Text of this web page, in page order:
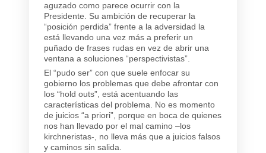
aguzado como parece ocurrir con la
Presidente. Su ambición de recuperar la
“posición perdida” frente a la adversidad la
está llevando una vez más a preferir un
puñado de frases rudas en vez de abrir una
ventana a soluciones “perspectivistas”.
El “pudo ser” con que suele enfocar su
gobierno los problemas que debe afrontar con
los “hold outs”, está acentuando las
características del problema. No es momento
de juicios “a priori”, porque en boca de quienes
nos han llevado por el mal camino –los
kirchneristas-, no lleva más que a juicios falsos
y caminos sin salida.